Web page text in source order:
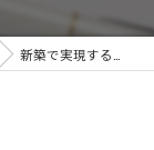
新築で実現する理想の住まい